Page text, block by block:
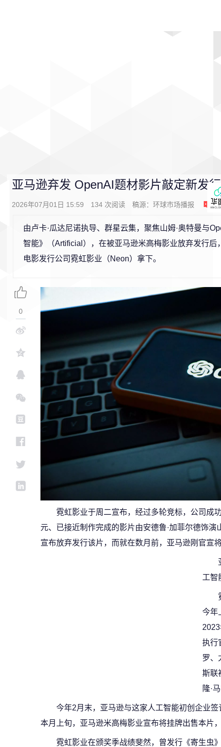
亚马逊弃发 OpenAI题材影片敲定新发
2026年07月01日 15:59 134 次阅读 稿源： 环球市场播报 0
由卢卡·瓜达尼诺执导、群星云集，聚焦山姆·奥特曼与
智能》（Artificial），在被亚马逊米高梅影业放弃发行后
电影发行公司霓虹影业（Neon）拿下。
霓虹影业于周二宣布，经过多轮竞标，公司成
元、已接近制作完成的影片由安德鲁·加菲尔德饰
宣布放弃发行该片，而就在数月前，亚马逊刚官宣
工智
今年
执行
罗、
斯联
隆·
今年2月末，亚马逊与这家人工智能初创企业
本月上旬，亚马逊米高梅影业宣布将挂牌出售本片
霓虹影业在颁奖季战绩斐然，曾发行《寄生虫
0